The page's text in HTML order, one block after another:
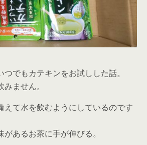
でもカテキンをお試しした話。
ません。
えて水を飲むようにしているのです
あるお茶に手が伸びる。